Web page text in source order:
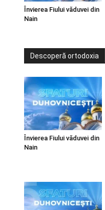
Învierea Fiului văduvei din
Nain
Descoperă ortodoxia
Învierea Fiului văduvei din
Nain